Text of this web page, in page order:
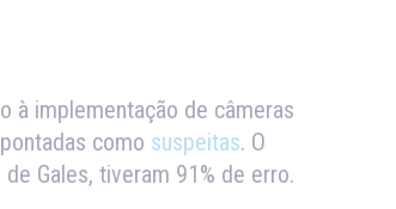
à implementação de câmeras
como suspeitas. O
Gales, tiveram 91% de erro.